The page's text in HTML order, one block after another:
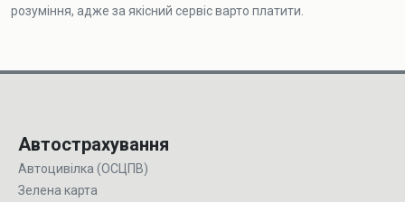
розуміння, адже за якісний сервіс варто платити.
Автострахування
Автоцивілка (ОСЦПВ)
Зелена карта